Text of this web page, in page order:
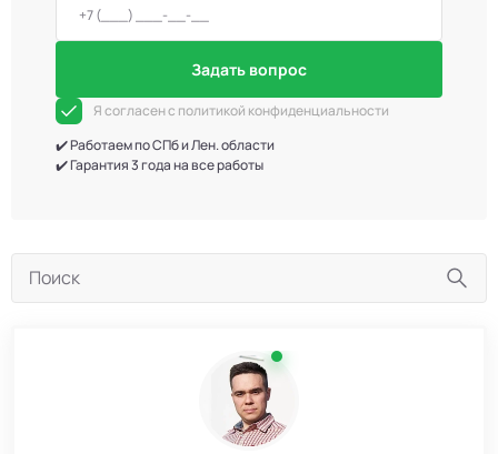
Задать вопрос
Я согласен с политикой конфиденциальности
✔️ Работаем по СПб и Лен. области
✔️ Гарантия 3 года на все работы